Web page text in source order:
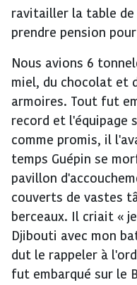
ravitailler la table
prendre pension
Nous avions 6
miel, du chocolat et
armoires. Tout fut
record et l'équipage
comme promis, il
temps Guépin se
pavillon
couverts de vastes
berceaux. Il criait «
Djibouti avec mon
dut le rappeler à
fut embarqué sur le